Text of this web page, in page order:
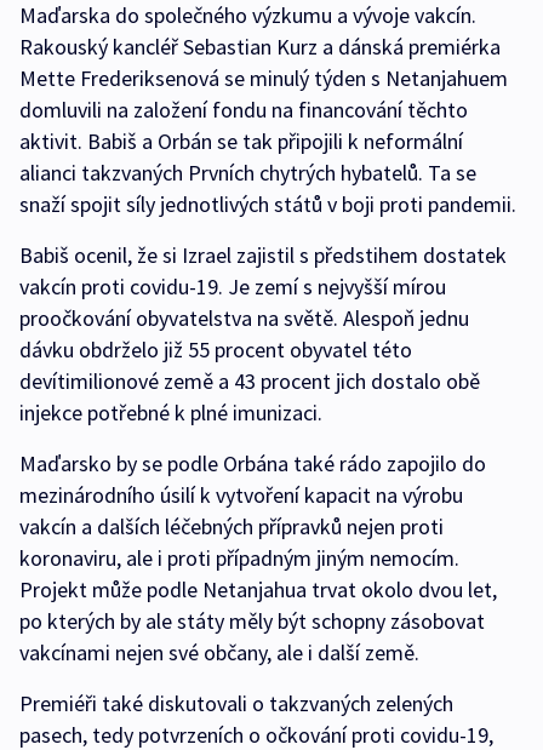
Maďarska do společného výzkumu a vývoje vakcín.
Rakouský kancléř Sebastian Kurz a dánská premiérka
Mette Frederiksenová se minulý týden s Netanjahuem
domluvili na založení fondu na financování těchto
aktivit. Babiš a Orbán se tak připojili k neformální
alianci takzvaných Prvních chytrých hybatelů. Ta se
snaží spojit síly jednotlivých států v boji proti pandemii.
Babiš ocenil, že si Izrael zajistil s předstihem dostatek
vakcín proti covidu-19. Je zemí s nejvyšší mírou
proočkování obyvatelstva na světě. Alespoň jednu
dávku obdrželo již 55 procent obyvatel této
devítimilionové země a 43 procent jich dostalo obě
injekce potřebné k plné imunizaci.
Maďarsko by se podle Orbána také rádo zapojilo do
mezinárodního úsilí k vytvoření kapacit na výrobu
vakcín a dalších léčebných přípravků nejen proti
koronaviru, ale i proti případným jiným nemocím.
Projekt může podle Netanjahua trvat okolo dvou let,
po kterých by ale státy měly být schopny zásobovat
vakcínami nejen své občany, ale i další země.
Premiéři také diskutovali o takzvaných zelených
pasech, tedy potvrzeních o očkování proti covidu-19,